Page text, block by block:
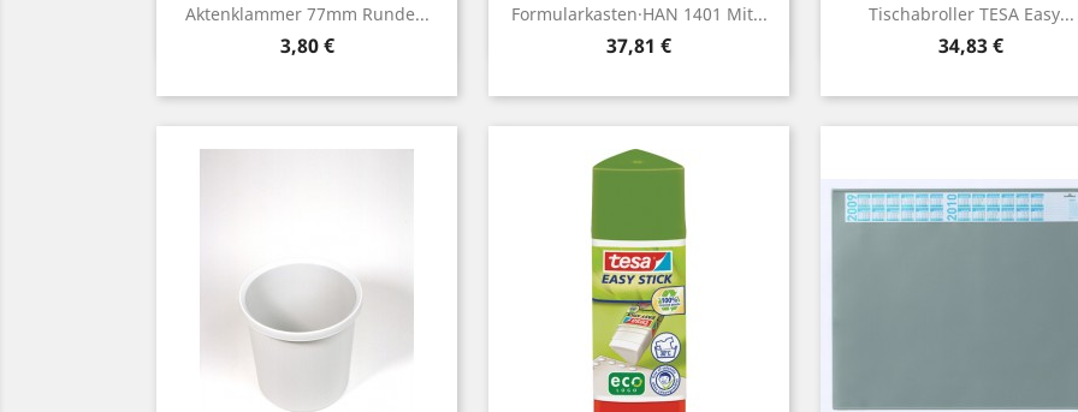
Aktenklammer 77mm Runde...
Preis
3,80 €
Vorschau Formularkasten·HAN 1401 Mit...
Preis
37,81 €
Vorschau Tischabroller TESA Easy...
Preis
34,83 €
Vorschau